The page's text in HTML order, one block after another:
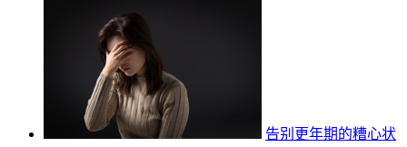
告别更年期的糟心状